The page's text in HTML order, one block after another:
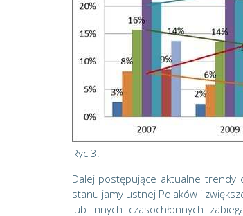
Ryc 3.
Dalej postępujące aktualne trendy
stanu jamy ustnej Polaków i
lub innych czasochłonnych